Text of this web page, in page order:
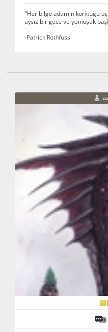
"Her bilge adamın korktuğu üç
aysız bir gece ve yumuşak
-Patrick Rothfuss